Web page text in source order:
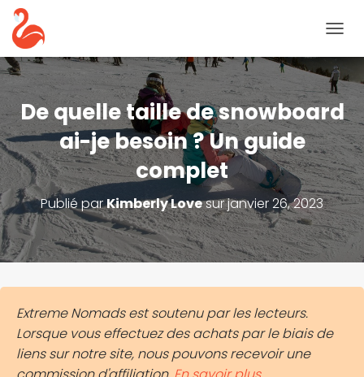
A
S
C
U
L
E
R
L
A
N
A
V
I
T
De quelle taille de snowboard
ai-je besoin ? Un guide
complet
Publié parKimberly Lovesurjanvier 26, 2023
Extreme Nomads est soutenu par les lecteurs.
Lorsque vous effectuez des achats par le biais de
liens sur notre site, nous pouvons recevoir une